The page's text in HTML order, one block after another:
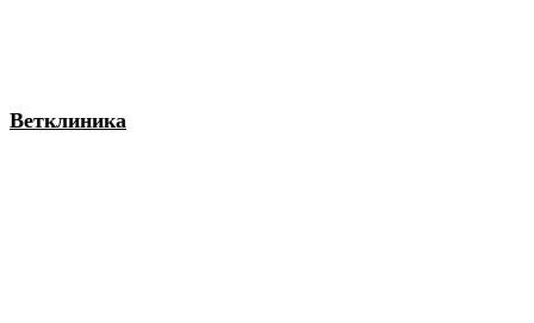
Ветклиника